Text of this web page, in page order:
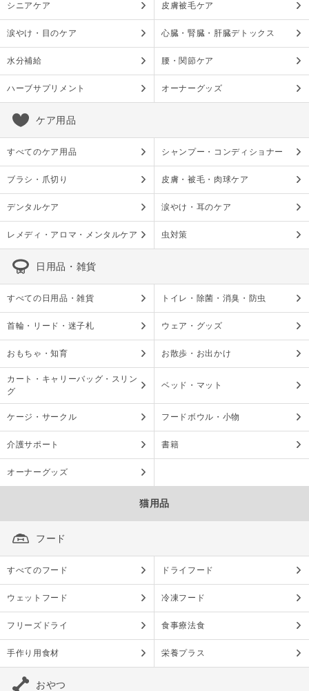
シニアケア 皮膚被毛ケア
涙やけ・目のケア 心臓・腎臓・肝臓デトックス
水分補給 腰・関節ケア
ハーブサプリメント オーナーグッズ
ケア用品
すべてのケア用品 シャンプー・コンディショナー
ブラシ・爪切り 皮膚・被毛・肉球ケア
デンタルケア 涙やけ・耳のケア
レメディ・アロマ・メンタルケア 虫対策
日用品・雑貨
すべての日用品・雑貨 トイレ・除菌・消臭・防虫
首輪・リード・迷子札 ウェア・グッズ
おもちゃ・知育 お散歩・お出かけ
カート・キャリーバッグ・スリン
グ
ベッド・マット
ケージ・サークル フードボウル・小物
介護サポート 書籍
オーナーグッズ
猫用品
フード
すべてのフード ドライフード
ウェットフード 冷凍フード
フリーズドライ 食事療法食
手作り用食材 栄養プラス
おやつ